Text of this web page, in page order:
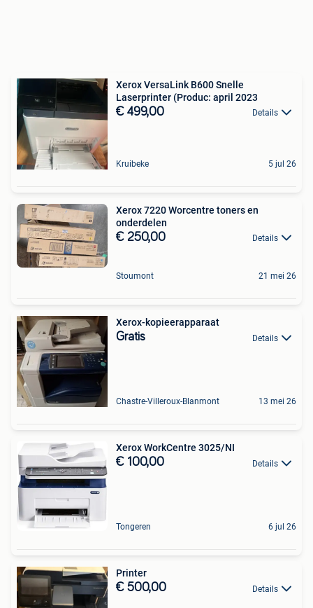
Xerox VersaLink B600 Snelle
Laserprinter (Produc: april 2023
€ 499,00 Details
Kruibeke 5 jul 26
Xerox 7220 Worcentre toners en
onderdelen
€ 250,00 Details
Stoumont 21 mei 26
Xerox-kopieerapparaat
Gratis Details
Chastre-Villeroux-Blanmont 13 mei 26
Xerox WorkCentre 3025/NI
€ 100,00 Details
Tongeren 6 jul 26
Printer
€ 500,00 Details